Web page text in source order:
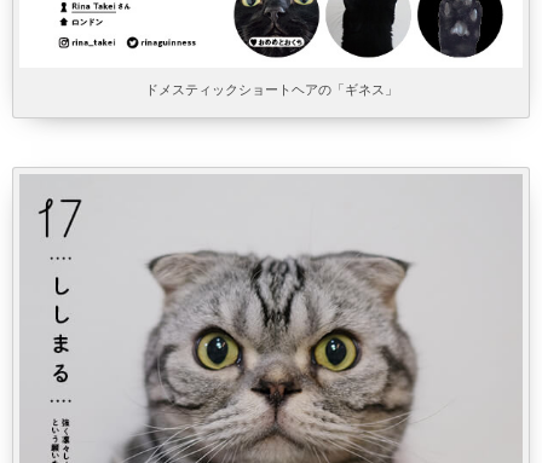
ドメスティックショートヘアの「ギネス」